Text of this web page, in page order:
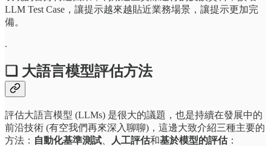
LLM Test Case，讓提示越來越貼近業務場景，讓提示更加完
備。
.
❏ 大語言模型評估方法
評估大語言模型 (LLMs) 是很大的議題，也是持續在發展中的
前沿技術 (有空我們再來深入聊聊)，這邊大致介紹三種主要的
方法： 自動化基準測試 人工評估和基於模型的評估：